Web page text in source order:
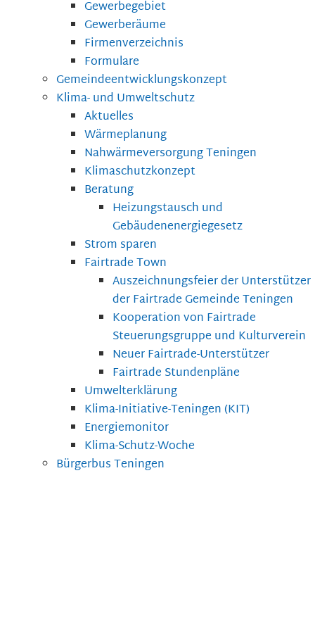
Gewerbegebiet
Gewerberäume
Firmenverzeichnis
Formulare
Gemeindeentwicklungskonzept
Klima- und Umweltschutz
Aktuelles
Wärmeplanung
Nahwärmeversorgung Teningen
Klimaschutzkonzept
Beratung
Heizungstausch und
Gebäudenenergiegesetz
Strom sparen
Fairtrade Town
Auszeichnungsfeier der Unterstützer
der Fairtrade Gemeinde Teningen
Kooperation von Fairtrade
Steuerungsgruppe und Kulturverein
Neuer Fairtrade-Unterstützer
Fairtrade Stundenpläne
Umwelterklärung
Klima-Initiative-Teningen (KIT)
Energiemonitor
Klima-Schutz-Woche
Bürgerbus Teningen